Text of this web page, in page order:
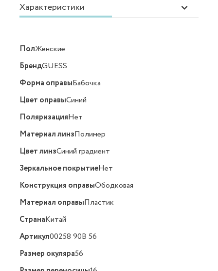
Характеристики
ПолЖенские
БрендGUESS
Форма оправыБабочка
Цвет оправыСиний
ПоляризацияНет
Материал линзПолимер
Цвет линзСиний градиент
Зеркальное покрытиеНет
Конструкция оправыОбодковая
Материал оправыПластик
СтранаКитай
Артикул00258 90B 56
Размер окуляра56